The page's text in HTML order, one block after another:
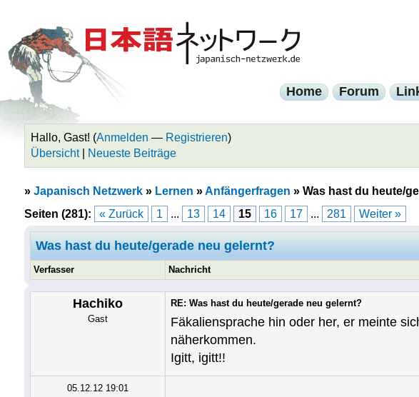
Home Forum
Hallo, Gast! (Anmelden — Registrieren)
Übersicht| Neueste Beiträge
» Japanisch Netzwerk» Lernen »Anfängerfragen » Was hast du heute/
Seiten (281):
« Zurück 1 ... 13 14 15 16 17 ... 281 Weiter »
Was hast du heute/gerade neu gelernt?
Verfasser Nachricht
Hachiko
Gast
RE: Was hast du heute/gerade neu gelernt?
Fäkaliensprache hin oder her, er meinte
näherkommen.
Igitt, igitt!!
05.12.12 19:01